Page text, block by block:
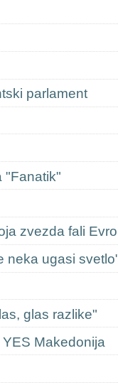
parlament
"Fanatik"
zvezda fali
neka ugasi
glas razlike"
Makedonija